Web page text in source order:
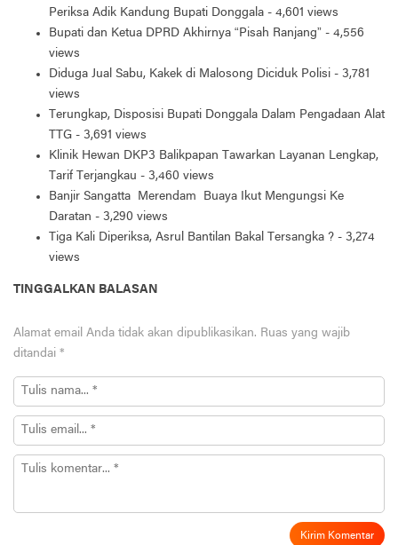
Periksa Adik Kandung Bupati Donggala - 4,601 views
Bupati dan Ketua DPRD Akhirnya “Pisah Ranjang” - 4,556
views
Diduga Jual Sabu, Kakek di Malosong Diciduk Polisi - 3,781
views
Terungkap, Disposisi Bupati Donggala Dalam Pengadaan Alat
TTG - 3,691 views
Klinik Hewan DKP3 Balikpapan Tawarkan Layanan Lengkap,
Tarif Terjangkau - 3,460 views
Banjir Sangatta Merendam Buaya Ikut Mengungsi Ke
Daratan - 3,290 views
Tiga Kali Diperiksa, Asrul Bantilan Bakal Tersangka ? - 3,274
views
TINGGALKAN BALASAN
Alamat email Anda tidak akan dipublikasikan. Ruas yang wajib
ditandai *